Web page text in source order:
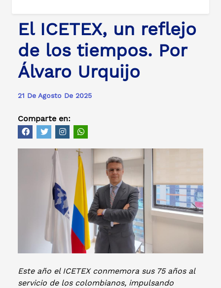
El ICETEX, un reflejo
de los tiempos. Por
Álvaro Urquijo
21 De Agosto De 2025
Comparte en:
Este año el ICETEX conmemora sus 75 años al
servicio de los colombianos, impulsando